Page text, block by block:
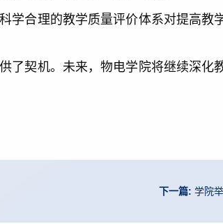
学合理的教学质量评价体系对提高教
了契机。未来，物电学院将继续深化
下一篇: 学院